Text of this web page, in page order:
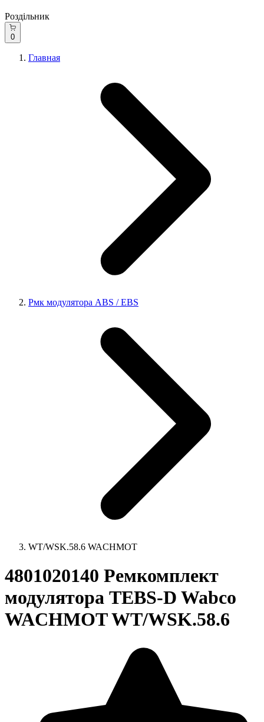
Роздільник
0
Главная
Рмк модулятора ABS / EBS
WT/WSK.58.6 WACHMOT
4801020140 Ремкомплект
модулятора TEBS-D Wabco
WACHMOT WT/WSK.58.6